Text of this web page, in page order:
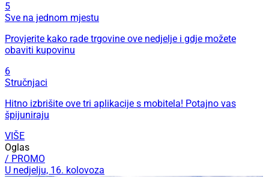
5
Sve na jednom mjestu
Provjerite kako rade trgovine ove nedjelje i gdje možete
obaviti kupovinu
6
Stručnjaci
Hitno izbrišite ove tri aplikacije s mobitela! Potajno vas
špijuniraju
VIŠE
Oglas
/ PROMO
U nedjelju, 16. kolovoza